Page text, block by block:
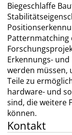
Biegeschlaffe
Patternmatching
Erkennungs-
werden müssen,
Teile zu
hardware- und
sind, die weitere
können.
Kontakt